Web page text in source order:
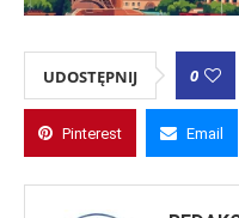
UDOSTĘPNIJ 0
Pinterest Email